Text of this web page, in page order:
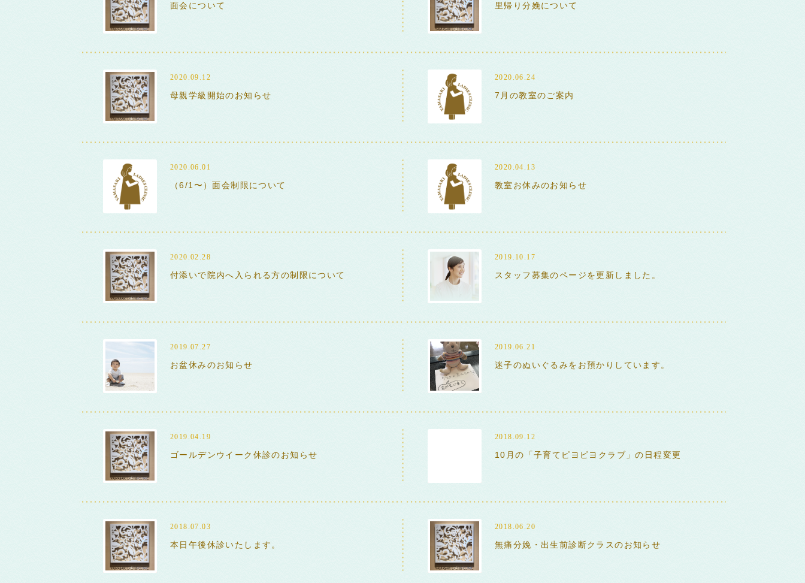
面会について 里帰り分娩について
2020.09.12
母親学級開始のお知らせ
2020.06.24
7月の教室のご案内
2020.06.01
（6/1〜）面会制限について
2020.04.13
教室お休みのお知らせ
2020.02.28
付添いで院内へ入られる方の制限について
2019.10.17
スタッフ募集のページを更新しました。
2019.07.27
お盆休みのお知らせ
2019.06.21
迷子のぬいぐるみをお預かりしています。
2019.04.19
ゴールデンウイーク休診のお知らせ
2018.09.12
10月の「子育てピヨピヨクラブ」の日程変更
2018.07.03
本日午後休診いたします。
2018.06.20
無痛分娩・出生前診断クラスのお知らせ